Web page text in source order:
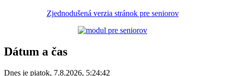
Zjednodušená verzia stránok pre seniorov
Dátum a čas
Dnes je piatok, 7.8.2026, 5:24:42